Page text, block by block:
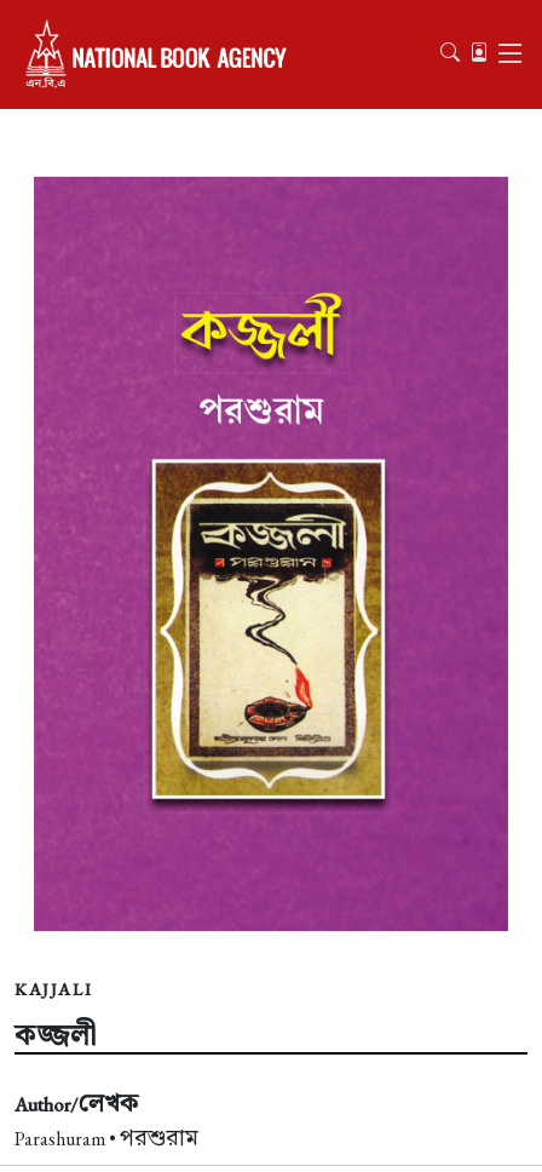
KAJJALI
কজ্জলী
Author/লেখক
Parashuram •পরশুরাম